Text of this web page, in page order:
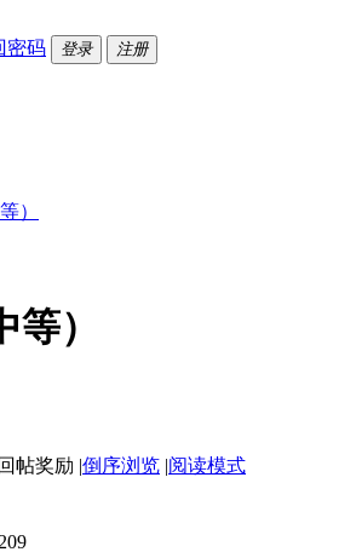
密码 登录 注册
）
）
|倒序浏览 |阅读模式